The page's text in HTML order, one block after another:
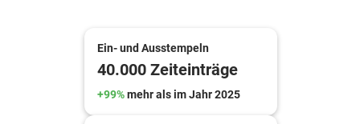
Ein- und Ausstempeln
40.000 Zeiteinträge
+99%mehr als im Jahr 2025